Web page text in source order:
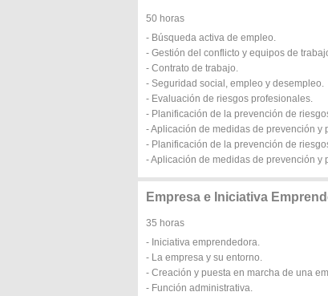
50 horas
- Búsqueda activa de empleo.
- Gestión del conflicto y equipos de
- Contrato de trabajo.
- Seguridad social, empleo y desempleo.
- Evaluación de riesgos profesionales.
- Planificación de la prevención de
- Aplicación de medidas de prevención y
- Planificación de la prevención de
- Aplicación de medidas de prevención y
Empresa e Iniciativa
35 horas
- Iniciativa emprendedora.
- La empresa y su entorno.
- Creación y puesta en marcha de una
- Función administrativa.